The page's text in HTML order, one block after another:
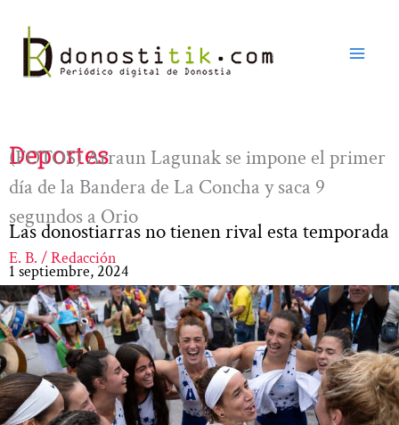
contenido
Deportes
(FOTOS) Arraun Lagunak se impone el primer
día de la Bandera de La Concha y saca 9
segundos a Orio
Las donostiarras no tienen rival esta temporada
E. B. / Redacción
1 septiembre, 2024